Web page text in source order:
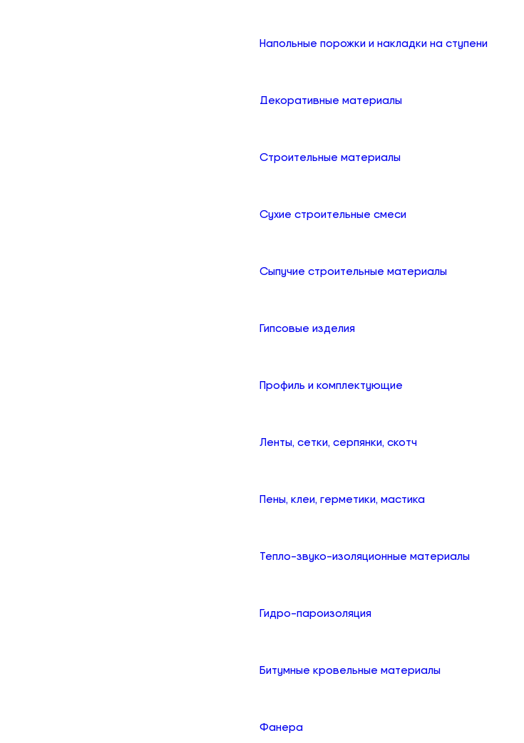
Напольные порожки и накладки на ступени
Декоративные материалы
Строительные материалы
Сухие строительные смеси
Сыпучие строительные материалы
Гипсовые изделия
Профиль и комплектующие
Ленты, сетки, серпянки, скотч
Пены, клеи, герметики, мастика
Тепло-звуко-изоляционные материалы
Гидро-пароизоляция
Битумные кровельные материалы
Фанера